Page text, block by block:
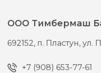
ООО Тимбермаш
692152, п. Пластун,ул.
+7 (908) 653-77-61